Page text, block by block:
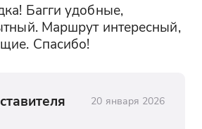
Багги удобные,
Маршрут интересный,
Спасибо!
20 января 2026